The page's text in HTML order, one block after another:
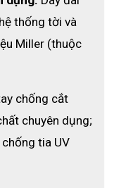
thống tời và
Miller (thuộc
chống cắt
chuyên dụng;
tia UV